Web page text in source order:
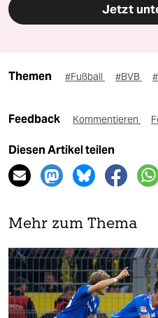
Jetzt
Themen #Fußball #BVB
Feedback Kommentieren
Diesen Artikel teilen
Mehr zum Thema